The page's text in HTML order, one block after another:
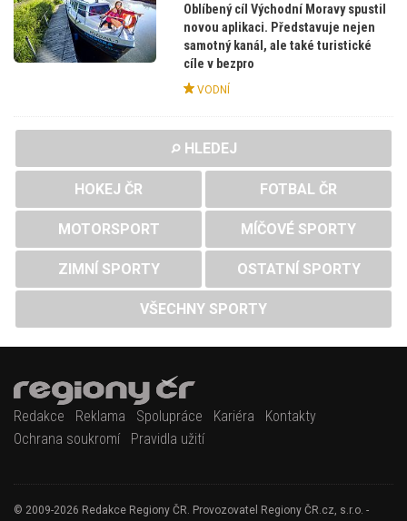
Oblíbený cíl Východní Moravy spustil
novou aplikaci. Představuje nejen
samotný kanál, ale také turistické
cíle v bezpro
VODNÍ
HLEDEJ
HOKEJ ČR FOTBAL ČR
MOTORSPORT MÍČOVÉ SPORTY
ZIMNÍ SPORTY OSTATNÍ SPORTY
VŠECHNY SPORTY
Redakce Reklama Spolupráce Kariéra
Kontakty
Ochrana soukromí
Pravidla užití
© 2009-2026 Redakce Regiony ČR. Provozovatel Regiony ČR.cz, s.r.o. -